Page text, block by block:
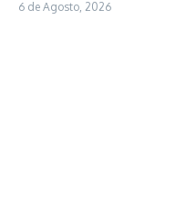
6 de Agosto, 2026